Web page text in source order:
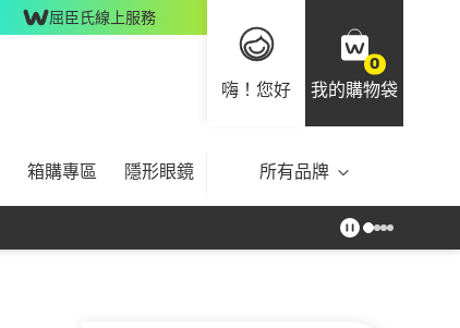
屈臣氏線上服務
嗨！您好
0
我的購物袋
箱購專區 隱形眼鏡 所有品牌